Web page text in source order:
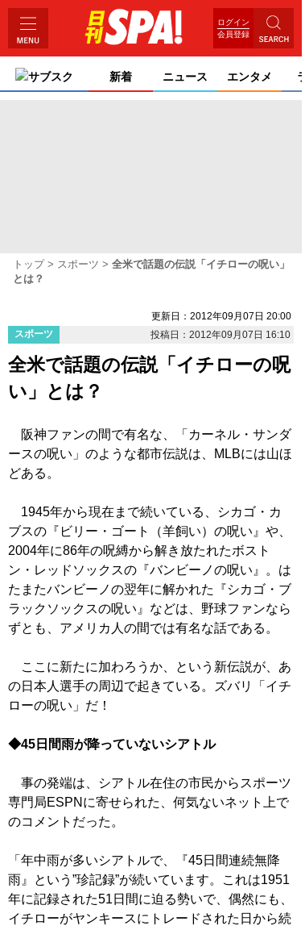
ログイン
会員登録
サブスク 新着 ニュース エンタメ
トップ スポーツ
全米で話題の伝説「イチローの呪い」
とは？
更新日：2012年09月07日 20:00
スポーツ
投稿日：2012年09月07日 16:10
全米で話題の伝説「イチローの呪
い」とは？
阪神ファンの間で有名な、「カーネル・サンダ
ースの呪い」のような都市伝説は、MLBには山ほ
どある。
1945年から現在まで続いている、シカゴ・カ
ブスの『ビリー・ゴート（羊飼い）の呪い』や、
2004年に86年の呪縛から解き放たれたボスト
ン・レッドソックスの『バンビーノの呪い』。は
たまたバンビーノの翌年に解かれた『シカゴ・ブ
ラックソックスの呪い』などは、野球ファンなら
ずとも、アメリカ人の間では有名な話である。
ここに新たに加わろうか、という新伝説が、あ
の日本人選手の周辺で起きている。ズバリ「イチ
ローの呪い」だ！
◆45日間雨が降っていないシアトル
事の発端は、シアトル在住の市民からスポーツ
専門局ESPNに寄せられた、何気ないネット上で
のコメントだった。
「年中雨が多いシアトルで、『45日間連続無降
雨』という”珍記録”が続いています。これは1951
年に記録された51日間に迫る勢いで、偶然にも、
イチローがヤンキースにトレードされた日から続